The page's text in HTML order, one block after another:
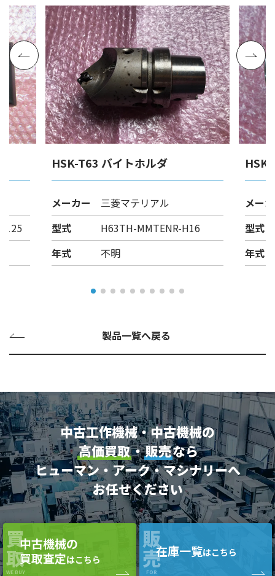
125
HSK-T63 バイトホルダ
メーカー
三菱マテリアル
型式
H63TH-MMTENR-H16
年式
不明
メー
型式
年式
製品一覧へ戻る
中古工作機械・中古機械の
高価買取・販売なら
ヒューマン・アーク・マシナリーへ
お任せください
買
取
WE BUY
中古機械の
買取査定はこちら
販
売
FOR
在庫一覧はこちら